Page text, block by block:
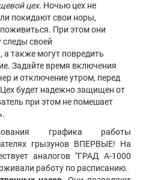
цех. Ночью цех не
покидают свои норы,
При этом они
своей
а также могут повредить
Задайте время включения
и отключение утром, перед
будет надежно защищен от
при этом не помешает
графика работы
грызунов ВПЕРВЫЕ! На
аналогов "ГРАД А-1000
работу по расписанию.